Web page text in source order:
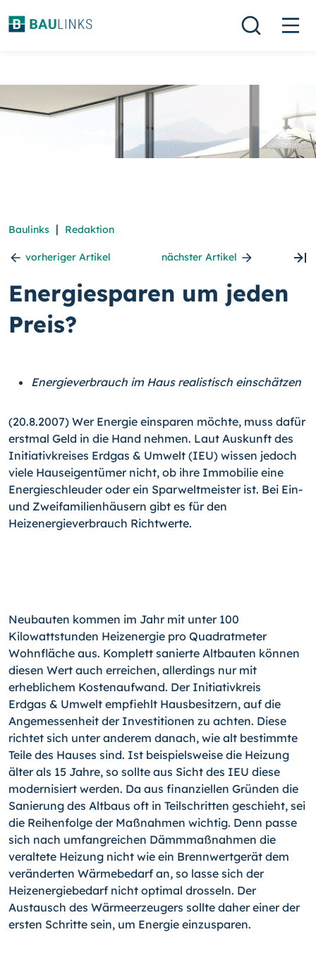
Baulinks | Redaktion
vorheriger Artikel nächster Artikel
Energiesparen um jeden
Preis?
Energieverbrauch im Haus realistisch einschätzen
(20.8.2007) Wer Energie einsparen möchte, muss dafür
erstmal Geld in die Hand nehmen. Laut Auskunft des
Initiativkreises Erdgas & Umwelt (IEU) wissen jedoch
viele Hauseigentümer nicht, ob ihre Immobilie eine
Energieschleuder oder ein Sparweltmeister ist. Bei Ein-
und Zweifamilienhäusern gibt es für den
Heizenergieverbrauch Richtwerte.
Neubauten kommen im Jahr mit unter 100
Kilowattstunden Heizenergie pro Quadratmeter
Wohnfläche aus. Komplett sanierte Altbauten können
diesen Wert auch erreichen, allerdings nur mit
erheblichem Kostenaufwand. Der Initiativkreis
Erdgas & Umwelt empfiehlt Hausbesitzern, auf die
Angemessenheit der Investitionen zu achten. Diese
richtet sich unter anderem danach, wie alt bestimmte
Teile des Hauses sind. Ist beispielsweise die Heizung
älter als 15 Jahre, so sollte aus Sicht des IEU diese
modernisiert werden. Da aus finanziellen Gründen die
Sanierung des Altbaus oft in Teilschritten geschieht, sei
die Reihenfolge der Maßnahmen wichtig. Denn passe
sich nach umfangreichen Dämmmaßnahmen die
veraltete Heizung nicht wie ein Brennwertgerät dem
veränderten Wärmebedarf an, so lasse sich der
Heizenergiebedarf nicht optimal drosseln. Der
Austausch des Wärmeerzeugers sollte daher einer der
ersten Schritte sein, um Energie einzusparen.